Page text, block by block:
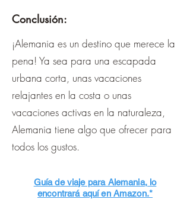
Conclusión:
¡Alemania es un destino que merece la
pena! Ya sea para una escapada
urbana corta, unas vacaciones
relajantes en la costa o unas
vacaciones activas en la naturaleza,
Alemania tiene algo que ofrecer para
todos los gustos.
Guía de viaje para Alemania, lo
encontrará aquí en Amazon.*